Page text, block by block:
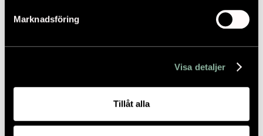
Marknadsföring
Visa detaljer
Tillåt alla